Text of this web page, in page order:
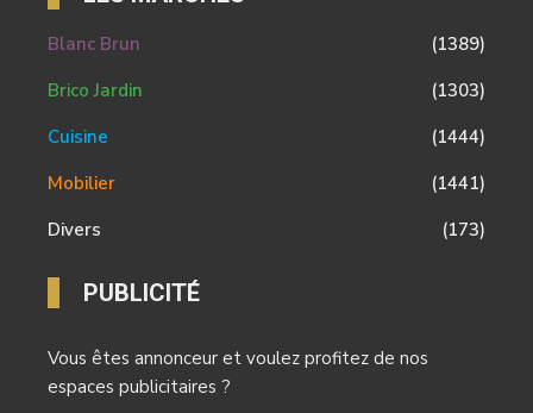
Blanc Brun
(1389)
Brico Jardin
(1303)
Cuisine
(1444)
Mobilier
(1441)
Divers
(173)
PUBLICITÉ
Vous êtes annonceur et voulez profitez de nos
espaces publicitaires ?